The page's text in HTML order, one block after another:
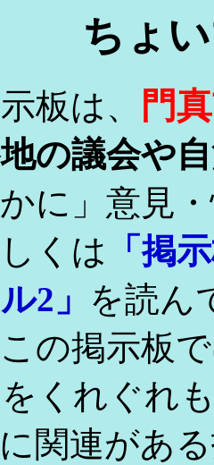
ちょ
板は、
門
の議会や
に」意見
くは
「掲
2」 を読ん
の掲示板で
くれぐれ
関連があ